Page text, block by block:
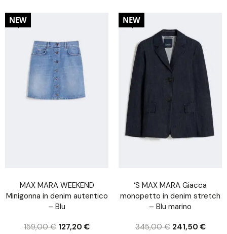
20%
NEW
MAX MARA WEEKEND
Minigonna in denim autentico
– Blu
159,00€ 127,20€
30%
NEW
‘S MAX MARA Giacca
monopetto in denim stretch
– Blu marino
345,00€ 241,50€